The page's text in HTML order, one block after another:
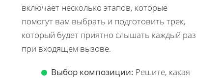
включает несколько этапов, которые
помогут вам выбрать и подготовить трек,
который будет приятно слышать каждый раз
при входящем вызове.
Выбор композиции: Решите, какая